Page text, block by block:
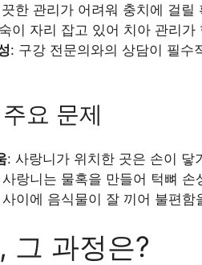
한 관리가 어려워 충치에 걸릴
이 자리 잡고 있어 치아 관리가
: 구강 전문의와의 상담이 필수
요 문제
: 사랑니가 위치한 곳은 손이 닿
랑니는 물혹을 만들어 턱뼈
이에 음식물이 잘 끼어 불편함
그 과정은?